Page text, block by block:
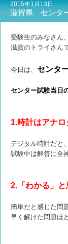
2015年1月13日
滋賀県 センタ
受験生のみなさん
滋賀のトライさん
今日は、 センタ
センター試験当日
1.時計はアナロ
デジタル時計だと
試験中は解答に全
2.「わかる」と
簡単だと感じた問
早く解けた問題ほ